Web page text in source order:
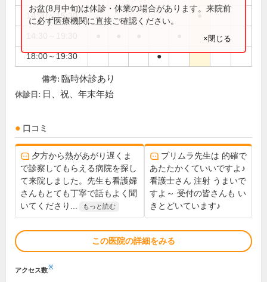
14:00～15:30 ●
18:00～19:30 ●
お盆(8月中旬)は休診・休業の場合があります。来院前
に必ず医療機関に直接ご確認ください。
×閉じる
備考: 臨時休診あり
休診日: 日、祝、年末年始
口コミ
夕方から熱があがり遅くま
で診察してもらえる病院を探し
て来院しました。先生も看護婦
さんもとても丁寧で話もよく聞
いてくださり...
もっと読む
プリムラ先生は 的確で
あたたかくていいですよ♪
看護士さん 注射 うまいで
すよ～ 受付の皆さんも い
きとどいています♪
この医院の詳細をみる
アクセス数※